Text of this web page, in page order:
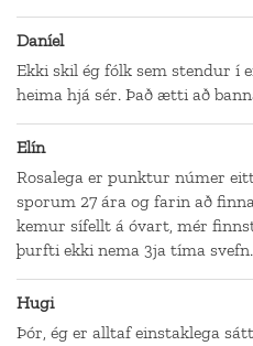
Daníel
Ekki skil ég fólk sem stendur
heima hjá sér. Það ætti að
Elín
Rosalega er punktur númer
sporum 27 ára og farin að
kemur sífellt á óvart, mér
þurfti ekki nema 3ja tíma svefn.
Hugi
Þór, ég er alltaf einstaklega